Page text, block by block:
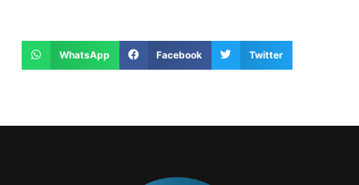
WhatsApp Facebook Twitter